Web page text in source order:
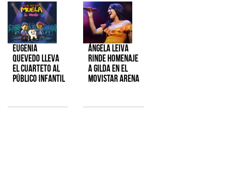
Eugenia
Quevedo lleva
el cuarteto al
público infantil
Ángela Leiva
rinde homenaje
a Gilda en el
Movistar Arena